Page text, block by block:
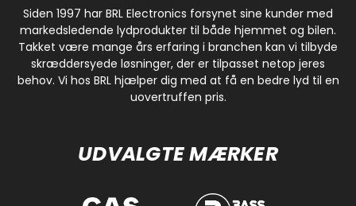
Siden 1997 har BRL Electronics forsynet sine kunder med
markedsledende lydprodukter til både hjemmet og bilen.
Takket være mange års erfaring i branchen kan vi tilbyde
skræddersyede løsninger, der er tilpasset netop jeres
behov. Vi hos BRL hjælper dig med at få en bedre lyd til en
uovertruffen pris.
UDVALGTE MÆRKER